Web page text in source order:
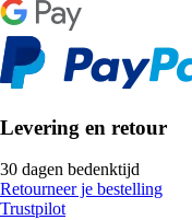
Levering en retour
30 dagen bedenktijd
Retourneer je bestelling
Trustpilot